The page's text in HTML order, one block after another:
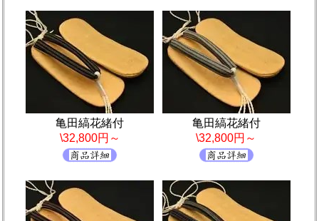
亀田縞花緒付
\32,800円～
亀田縞花緒付
\32,800円～